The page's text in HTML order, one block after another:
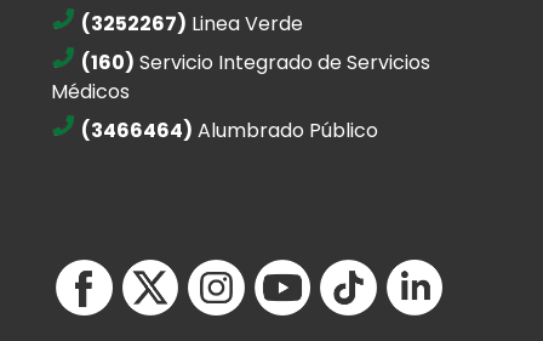
(3252267) Linea Verde
(160) Servicio Integrado de Servicios
Médicos
(3466464) Alumbrado Público